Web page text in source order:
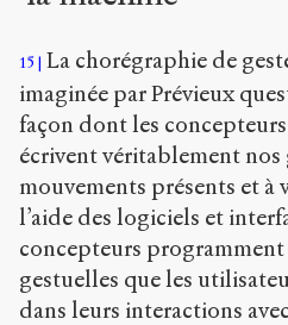
15 La chorégraphie de
imaginée par Prévieux
façon dont les
écrivent véritablement nos
mouvements présents et à
l’aide des logiciels et
concepteurs programment
gestuelles que les
dans leurs interactions